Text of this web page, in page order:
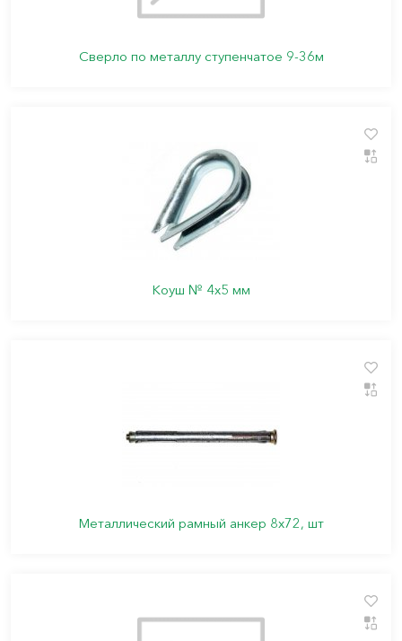
Сверло по металлу ступенчатое 9-36м
Коуш № 4х5 мм
Металлический рамный анкер 8х72, шт